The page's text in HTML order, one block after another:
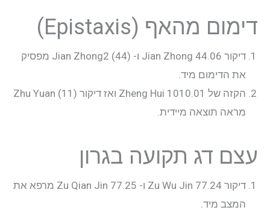
דימום מהאף (Epistaxis)
דיקור 44.06 Jian Zhong ו- Jian Zhong2 (44) מפסיק
את הדימום מיד.
הקזה של 1010.01 Zheng Hui ואז דיקור Zhu Yuan (11)
מראה תוצאה מיידית.
עצם דג תקועה בגרון
דיקור 77.24 Zu Wu Jin ו- 77.25 Zu Qian Jin מרפא את
המצב מיד.